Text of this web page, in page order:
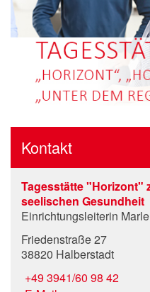
Kontakt
Tagesstätte "Horizont"
seelischen Gesundheit
Einrichtungsleiterin
Friedenstraße 27
38820 Halberstadt
+49 3941/60 98 42